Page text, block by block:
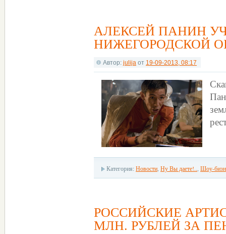
АЛЕКСЕЙ ПАНИН
НИЖЕГОРОДСКОЙ
Автор: julija от 19-09-2013, 08:17
Категория: Новости, Ну Вы даете!.., Шоу-
РОССИЙСКИЕ
МЛН. РУБЛЕЙ ЗА